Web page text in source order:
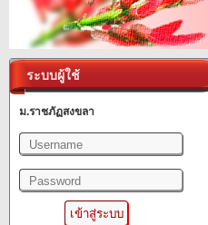
ระบบผู้ใช้
ม.ราชภัฏสงขลา